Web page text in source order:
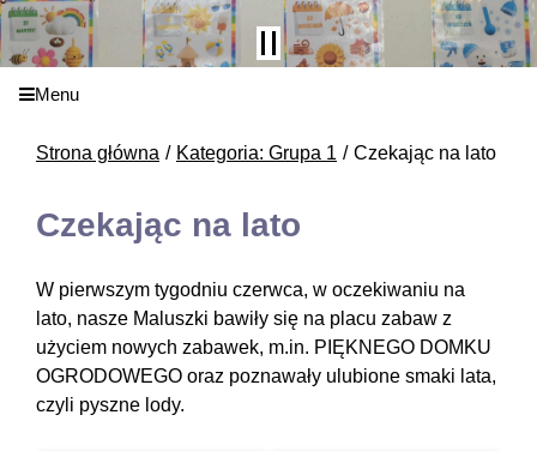
Menu
Strona główna Kategoria: Grupa 1 Czekając na lato
Czekając na lato
W pierwszym tygodniu czerwca, w oczekiwaniu na
lato, nasze Maluszki bawiły się na placu zabaw z
użyciem nowych zabawek, m.in. PIĘKNEGO DOMKU
OGRODOWEGO oraz poznawały ulubione smaki lata,
czyli pyszne lody.